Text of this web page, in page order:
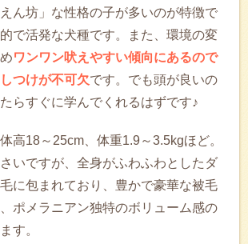
ん坊」な性格の子が多いのが特徴で
で活発な犬種です。また、環境の変
ワンワン吠えやすい傾向にあるので
つけが不可欠です。でも頭が良いの
らすぐに学んでくれるはずです♪
高18～25cm、体重1.9～3.5kgほど。
いですが、全身がふわふわとしたダ
に包まれており、豊かで豪華な被毛
ポメラニアン独特のボリューム感の
す。